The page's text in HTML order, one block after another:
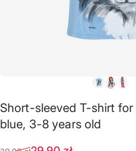
Short-sleeved T-shirt for
blue, 3-8 years old